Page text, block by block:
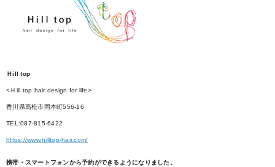
Ｈill top
<Ｈill top hair design for life>
香川県高松市岡本町556-16
TEL:087-815-6422
https://www.hilltop-hair.com/
携帯・スマートフォンから予約ができるようになりました。